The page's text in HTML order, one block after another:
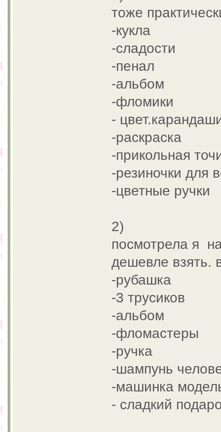
тоже
-кукла
-сладости
-пенал
-альбом
-фломики
-
-раскраска
-прикольная
-резиночки для
-цветные ручки
2)
посмотрела я
дешевле взять.
-рубашка
-3 трусиков
-альбом
-фломастеры
-ручка
-шампунь
-машинка
- сладкий